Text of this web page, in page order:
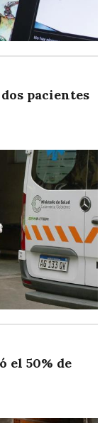
pacientes
el 50% de